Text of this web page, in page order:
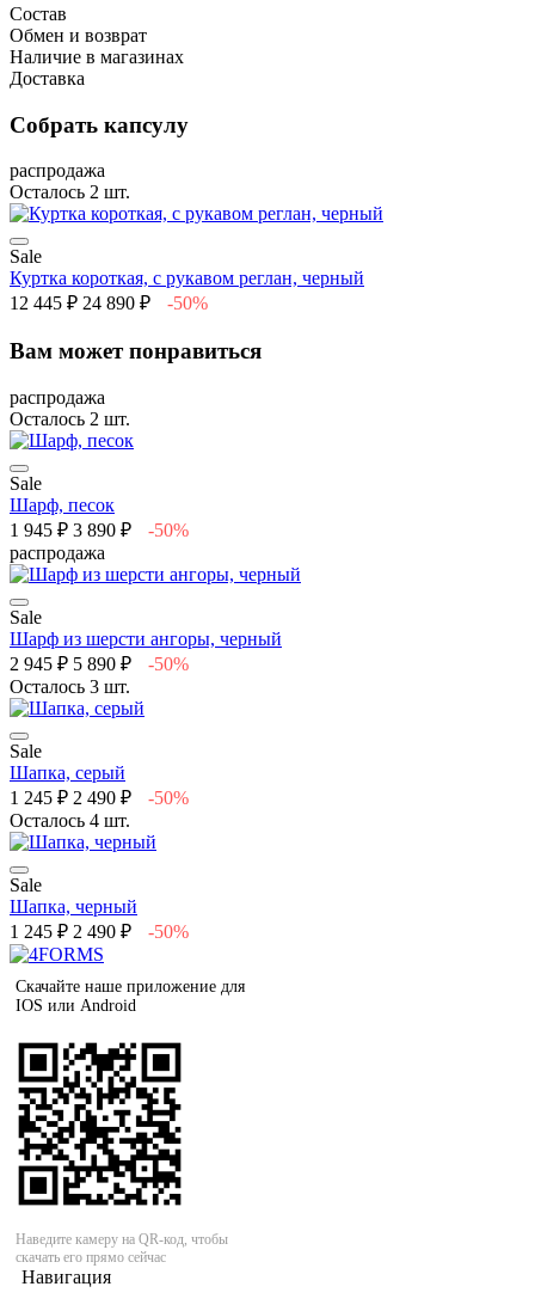
Состав
Обмен и возврат
Наличие в магазинах
Доставка
Собрать капсулу
распродажа
Осталось 2 шт.
Sale
Куртка короткая, с рукавом реглан, черный
12 445 ₽ 24 890 ₽ -50%
Вам может понравиться
распродажа
Осталось 2 шт.
Sale
Шарф, песок
1 945 ₽ 3 890 ₽
-50%
распродажа
Sale
Шарф из шерсти ангоры, черный
2 945 ₽ 5 890 ₽
-50%
Осталось 3 шт.
Sale
Шапка, серый
1 245 ₽ 2 490 ₽
-50%
Осталось 4 шт.
Sale
Шапка, черный
1 245 ₽ 2 490 ₽ -50%
Скачайте наше приложение для
IOS или Android
Наведите камеру на QR-код, чтобы
скачать его прямо сейчас
Навигация